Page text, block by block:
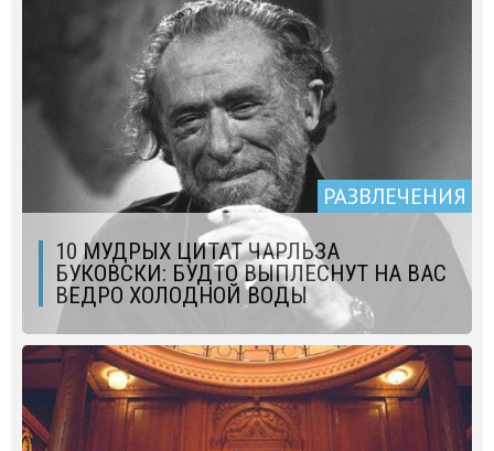
РАЗВЛЕЧЕНИЯ
10 МУДРЫХ ЦИТАТ ЧАРЛЬЗА
БУКОВСКИ: БУДТО ВЫПЛЕСНУТ НА ВАС
ВЕДРО ХОЛОДНОЙ ВОДЫ